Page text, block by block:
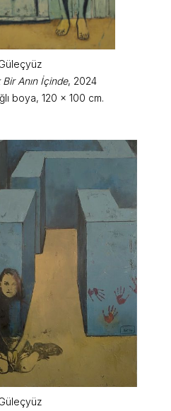
Anın İçinde, 2024
boya, 120 x 100 cm.